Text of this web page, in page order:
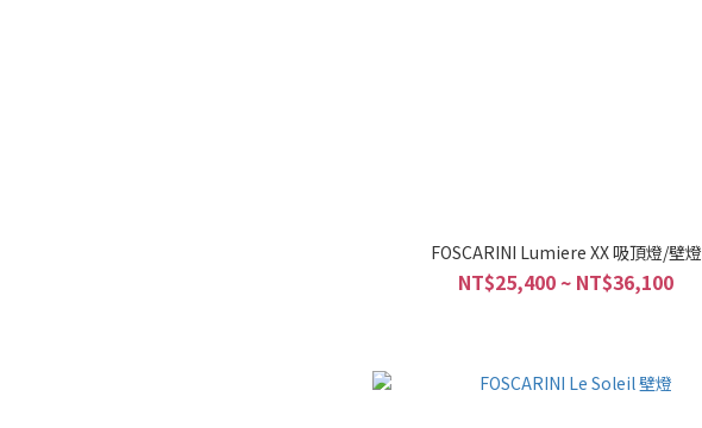
FOSCARINI Lumiere XX 吸頂燈/壁燈
NT$25,400 ~ NT$36,100